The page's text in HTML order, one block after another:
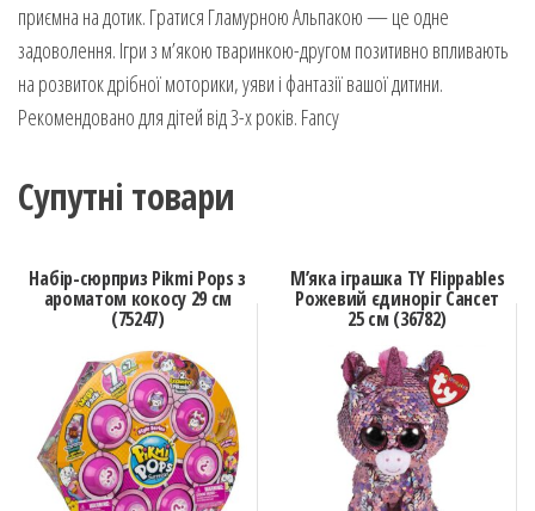
приємна на дотик. Гратися Гламурною Альпакою — це одне
задоволення. Ігри з м’якою тваринкою-другом позитивно впливають
на розвиток дрібної моторики, уяви і фантазії вашої дитини.
Рекомендовано для дітей від 3-х років. Fancy
Супутні товари
Набір-сюрприз Pikmi Pops з
ароматом кокосу 29 см
(75247)
М’яка іграшка TY Flippables
Рожевий єдиноріг Сансет
25 см (36782)